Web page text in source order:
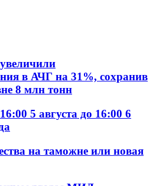
в АЧГ на 31%, сохранив
8 млн тонн
5 августа до 16:00 6
на таможне или новая